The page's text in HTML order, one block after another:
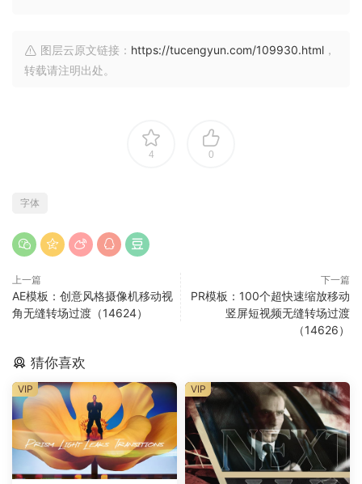
图层云原文链接： https://tucengyun.com/109930.html ，
转载请注明出处。
4 0
字体
上一篇
AE模板：创意风格摄像机移动视
角无缝转场过渡（14624）
下一篇
PR模板：100个超快速缩放移动
竖屏短视频无缝转场过渡
（14626）
猜你喜欢
VIP VIP